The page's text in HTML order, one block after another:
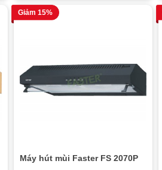
Giảm 15%
Máy hút mùi Faster FS 2070P